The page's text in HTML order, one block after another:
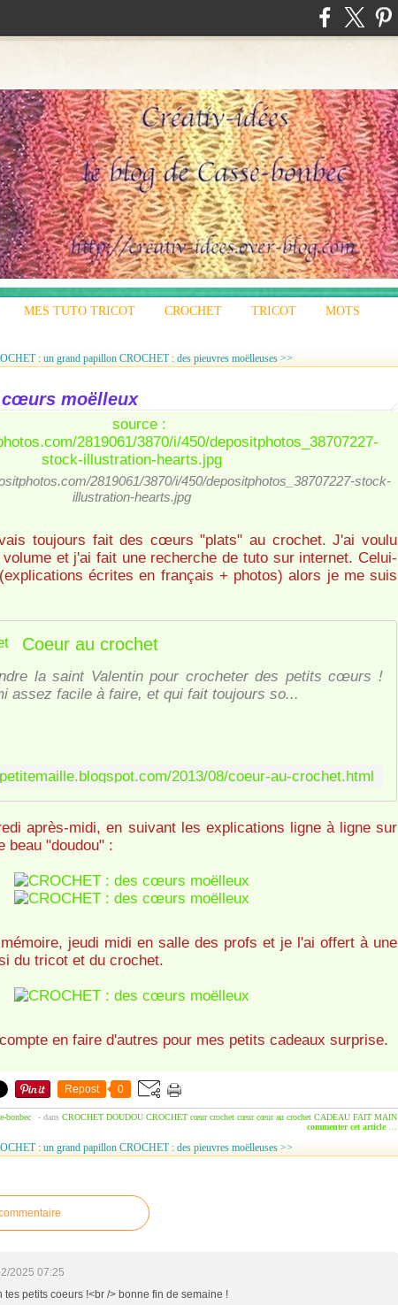
MES TUTO TRICOT CROCHET TRICOT
MOTS
: un grand papillon CROCHET : des pieuvres moëlleuses >>
cœurs moëlleux
2819061/3870/i/450/depositphotos_38707227-stock-
illustration-hearts.jpg
toujours fait des cœurs "plats" au crochet. J'ai voulu
et j'ai fait une recherche de tuto sur internet. Celui-
écrites en français + photos) alors je me suis
Coeur au crochet
la saint Valentin pour crocheter des petits cœurs !
assez facile à faire, et qui fait toujours so...
2013/08/coeur-au-crochet.html
après-midi, en suivant les explications ligne à ligne sur
beau "doudou" :
jeudi midi en salle des profs et je l'ai offert à une
du tricot et du crochet.
en faire d'autres pour mes petits cadeaux surprise.
Repost 0
bonbec - dans CROCHET DOUDOU CROCHET cœur crochet cœur cœur au crochet CADEAU FAIT MAIN
commenter cet article
: un grand papillon CROCHET : des pieuvres moëlleuses >>
2025 07:25
tes petits coeurs !<br /> bonne fin de semaine !